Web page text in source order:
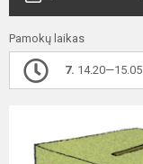
Pamokų laikas
7. 14.20—15.05